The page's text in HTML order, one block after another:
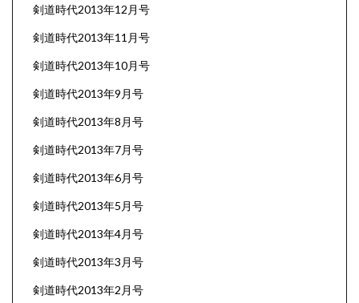
剣道時代2013年12月号
剣道時代2013年11月号
剣道時代2013年10月号
剣道時代2013年9月号
剣道時代2013年8月号
剣道時代2013年7月号
剣道時代2013年6月号
剣道時代2013年5月号
剣道時代2013年4月号
剣道時代2013年3月号
剣道時代2013年2月号